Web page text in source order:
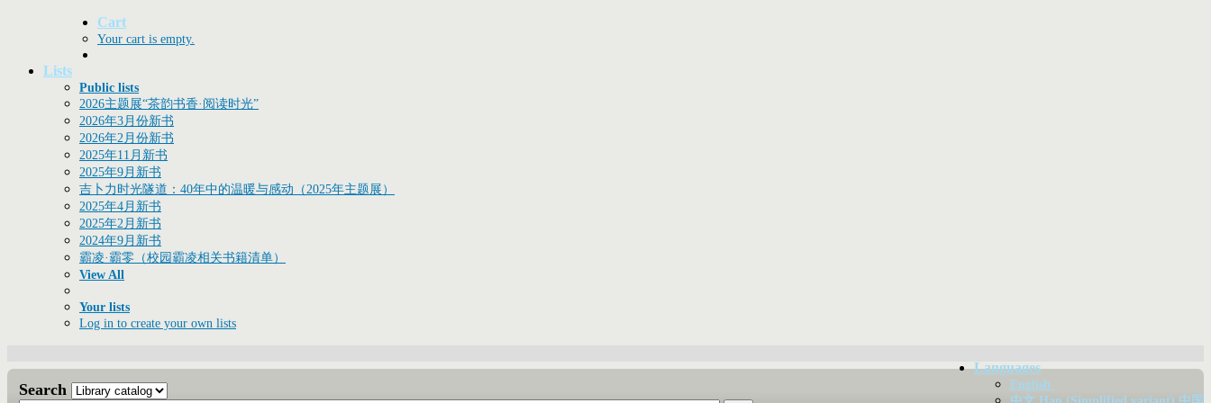
中化中学
图书馆馆
藏目录
Cart
Your cart is empty.
Lists
Public lists
2026主题展“茶韵书香·阅读时光”
2026年3月份新书
2026年2月份新书
2025年11月新书
2025年9月新书
吉卜力时光隧道：40年中的温暖与感动（2025年主题展）
2025年4月新书
2025年2月新书
2024年9月新书
霸凌·霸零（校园霸凌相关书籍清单）
View All
Your lists
Log in to create your own lists
Languages
English
Search